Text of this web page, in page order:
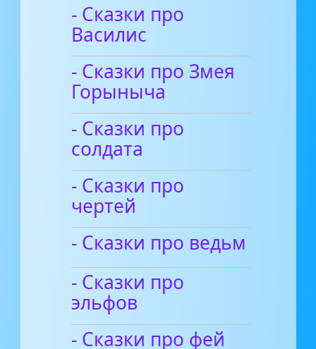
- Сказки про
Василис
- Сказки про Змея
Горыныча
- Сказки про
солдата
- Сказки про
чертей
- Сказки про ведьм
- Сказки про
эльфов
- Сказки про фей